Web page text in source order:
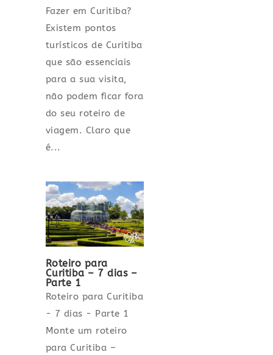
Fazer em Curitiba?
Existem pontos
turísticos de Curitiba
que são essenciais
para a sua visita,
não podem ficar fora
do seu roteiro de
viagem. Claro que
é...
Roteiro para
Curitiba – 7 dias –
Parte 1
Roteiro para Curitiba
- 7 dias - Parte 1
Monte um roteiro
para Curitiba –